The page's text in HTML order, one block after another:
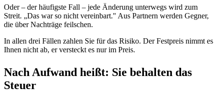
Oder – der häufigste Fall – jede Änderung unterwegs wird zum
Streit. „Das war so nicht vereinbart." Aus Partnern werden Gegner,
die über Nachträge feilschen.
In allen drei Fällen zahlen Sie für das Risiko. Der Festpreis nimmt es
Ihnen nicht ab, er versteckt es nur im Preis.
Nach Aufwand heißt: Sie behalten das
Steuer